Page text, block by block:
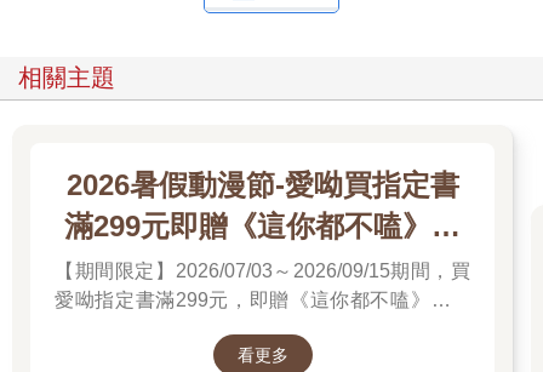
相關主題
2026暑假動漫節-愛呦買指定書
滿299元即贈《這你都不嗑》文
件夾
【期間限定】2026/07/03～2026/09/15期間，買
愛呦指定書滿299元，即贈《這你都不嗑》文件
看更多